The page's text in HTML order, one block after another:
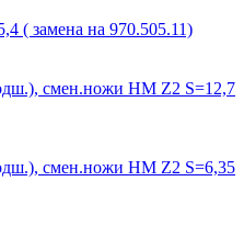
( замена на 970.505.11)
смен.ножи HM Z2 S=12,7
смен.ножи HM Z2 S=6,35